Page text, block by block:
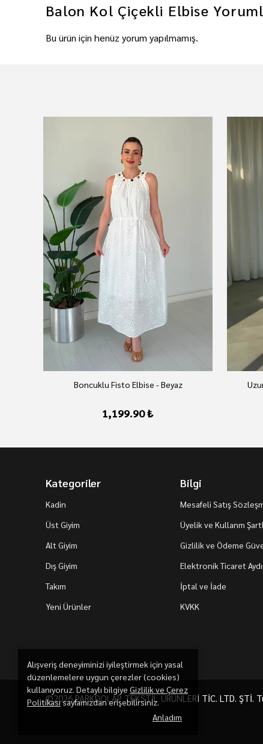
Alışveriş deneyiminizi iyileştirmek için yasal
düzenlemelere uygun çerezler (cookies)
kullanıyoruz. Detaylı bilgiye Gizlilik ve Çerez
Politikasısayfamızdan erişebilirsiniz.
Anladım
Balon Kol Çiçekli Elbise
Bu ürün için henüz yorum yapılmamış.
Boncuklu Fisto Elbise - Beyaz
1,199.90 ₺
Kategoriler
Kadin
Üst Giyim
Alt Giyim
Dış Giyim
Takım
Yeni Ürünler
Bilgi
Mesafeli Satış
Üyelik ve Kullanm
Gizlilik ve Ödeme
Elektronik Ticaret
İptal ve İade
KVKK
©2026 PARKDOLAP TEKSTİL ÜRÜNLERİ TİC. LTD. ŞTİ.